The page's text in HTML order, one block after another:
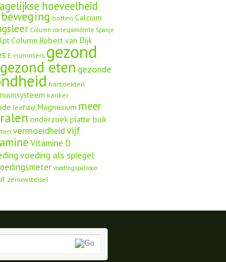
hoeveelheid
beweging botten Calcium
Column correspondente Spanje
Column Robert van Dijk
E-nummers gezond
gezond eten gezonde
hartziekten
kanker
leefstijl Magnesium meer
onderzoekplatte buik
vermoeidheid vijf
Vitamine D
voeding als spiegel
voedingspatroon
zenuwstelsel